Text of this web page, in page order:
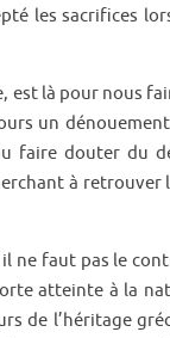
les sacrifices
là pour nous
un
faire douter du
à
ne faut pas le
atteinte à la
de l’héritage